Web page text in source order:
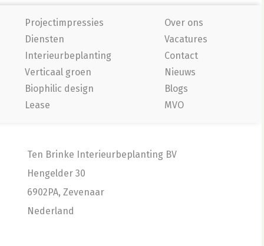
Projectimpressies
Diensten
Interieurbeplanting
Verticaal groen
Biophilic design
Lease
Over ons
Vacatures
Contact
Nieuws
Blogs
MVO
Ten Brinke Interieurbeplanting BV
Hengelder 30
6902PA, Zevenaar
Nederland